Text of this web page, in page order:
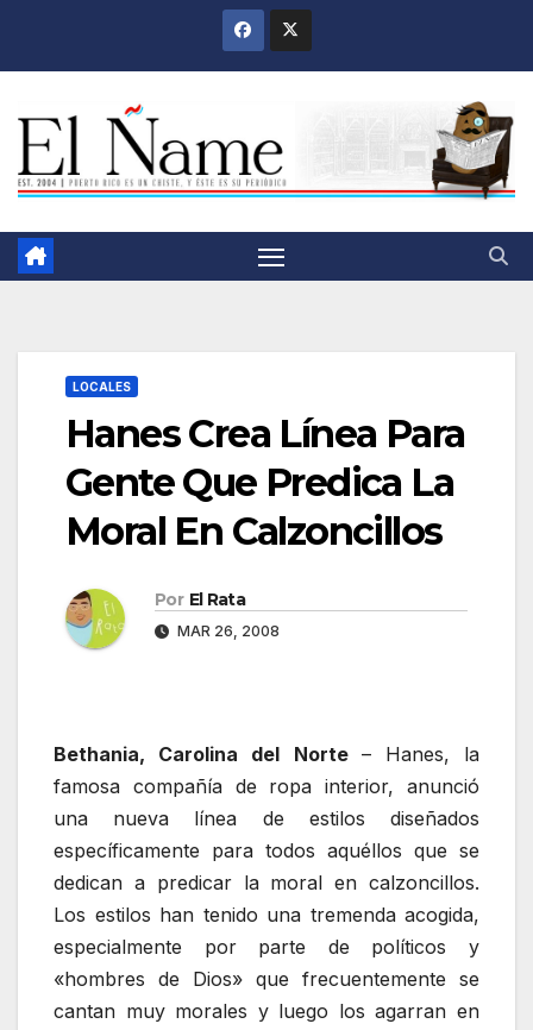
LOCALES
Hanes Crea Línea Para
Gente Que Predica La
Moral En Calzoncillos
Por El Rata
MAR 26, 2008
Bethania, Carolina del Norte – Hanes, la
famosa compañía de ropa interior, anunció
una nueva línea de estilos diseñados
específicamente para todos aquéllos que se
dedican a predicar la moral en calzoncillos.
Los estilos han tenido una tremenda acogida,
especialmente por parte de políticos y
«hombres de Dios» que frecuentemente se
cantan muy morales y luego los agarran en